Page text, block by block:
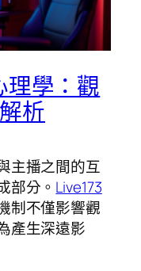
理學：觀
析
主播之間的互
部分。 Live173
制不僅影響觀
產生深遠影